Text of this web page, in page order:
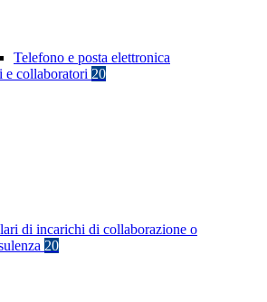
Telefono e posta elettronica
e collaboratori 20
di incarichi di collaborazione o
20